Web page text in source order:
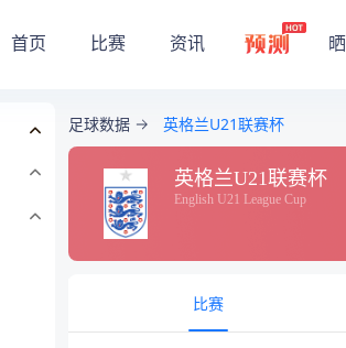
首页 比赛 资讯
足球数据 英格兰U21联赛杯
英格兰U21联赛杯
English U21 League Cup
比赛